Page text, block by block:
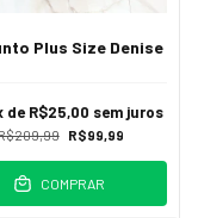
Plus Size Denise
R$99,99
de R$25,00 sem juros
COMPRAR